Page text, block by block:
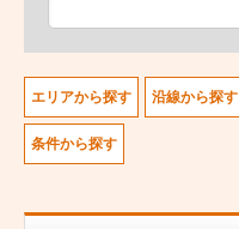
エリアから探す 沿線から探す
条件から探す